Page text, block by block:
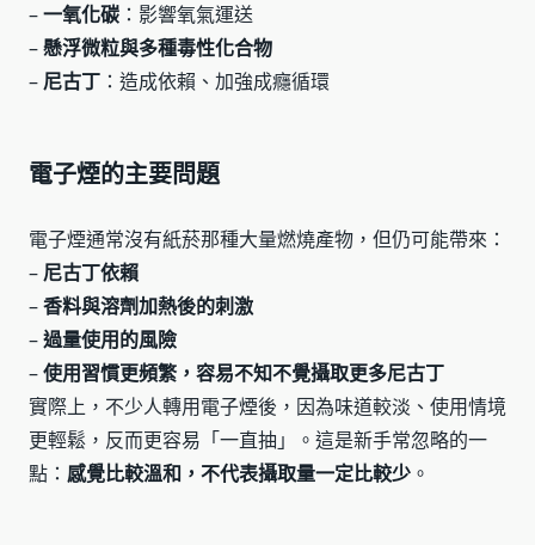
–一氧化碳 ：影響氧氣運送
–懸浮微粒與多種毒性化合物
– 尼古丁 ：造成依賴、加強成癮循環
電子煙的主要問題
電子煙通常沒有紙菸那種大量燃燒產物，但仍可能帶來：
– 尼古丁依賴
–香料與溶劑加熱後的刺激
–過量使用的風險
–使用習慣更頻繁，容易不知不覺攝取更多尼古丁
實際上，不少人轉用電子煙後，因為味道較淡、使用情境
更輕鬆，反而更容易「一直抽」。這是新手常忽略的一
點： 感覺比較溫和，不代表攝取量一定比較少 。